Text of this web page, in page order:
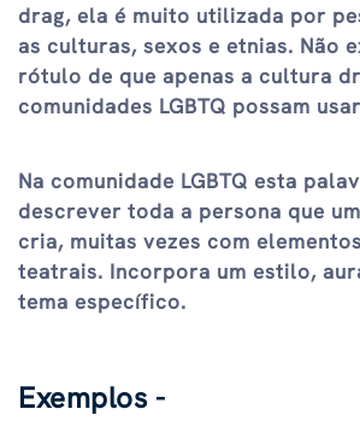
drag, ela é muito utilizada por
as culturas, sexos e etnias. Não
rótulo de que apenas a cultura
comunidades LGBTQ possam
Na comunidade LGBTQ esta
descrever toda a persona que
cria, muitas vezes com
teatrais. Incorpora um estilo,
tema específico.
Exemplos -